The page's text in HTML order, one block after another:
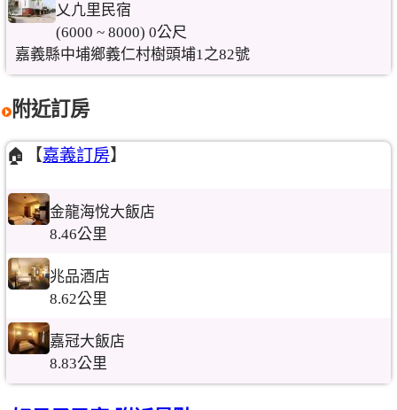
乂凣里民宿
(6000 ~ 8000) 0公尺
嘉義縣中埔鄉義仁村樹頭埔1之82號
附近訂房
🏠【嘉義訂房】
金龍海悅大飯店
8.46公里
兆品酒店
8.62公里
嘉冠大飯店
8.83公里